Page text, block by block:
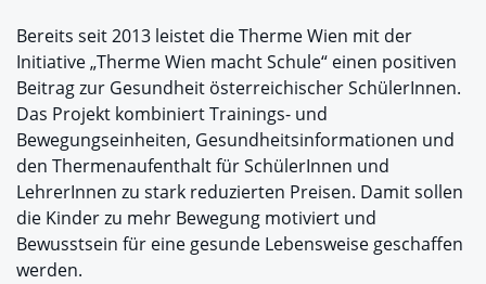
Bereits seit 2013 leistet die Therme Wien mit der
Initiative „Therme Wien macht Schule“ einen positiven
Beitrag zur Gesundheit österreichischer SchülerInnen.
Das Projekt kombiniert Trainings- und
Bewegungseinheiten, Gesundheitsinformationen und
den Thermenaufenthalt für SchülerInnen und
LehrerInnen zu stark reduzierten Preisen. Damit sollen
die Kinder zu mehr Bewegung motiviert und
Bewusstsein für eine gesunde Lebensweise geschaffen
werden.